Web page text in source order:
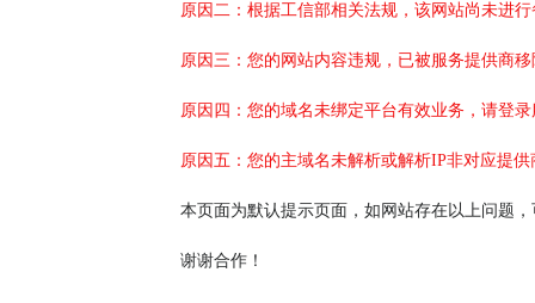
原因二：根据工信部相关法规，该网站尚未进
原因三：您的网站内容违规，已被服务提供商
原因四：您的域名未绑定平台有效业务，请登
原因五：您的主域名未解析或解析IP非对应提
本页面为默认提示页面，如网站存在以上问题
谢谢合作！